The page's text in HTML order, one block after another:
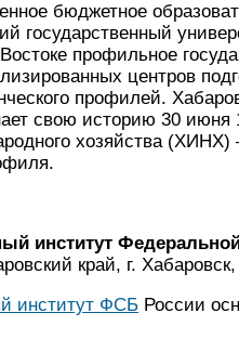
бюджетное
государственный
профильное
центров
профилей.
свою историю 30 июня
хозяйства
институт
край, г.
институт ФСБ России